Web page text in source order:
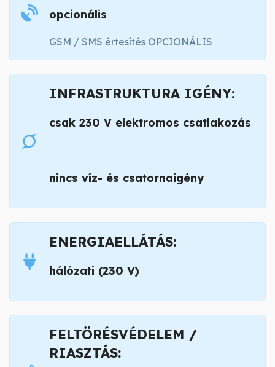
opcionális
GSM / SMS értesítés OPCIONÁLIS
INFRASTRUKTURA IGÉNY:
csak 230 V elektromos csatlakozás
nincs víz- és csatornaigény
ENERGIAELLÁTÁS:
hálózati (230 V)
FELTÖRÉSVÉDELEM /
RIASZTÁS: